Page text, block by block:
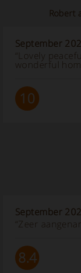
Robert
September
“Lovely
wonderful
10
September
“Zeer
8.4